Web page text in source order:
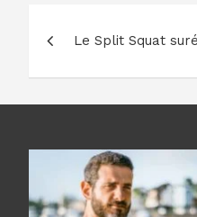
de
l’article
Le Split Squat